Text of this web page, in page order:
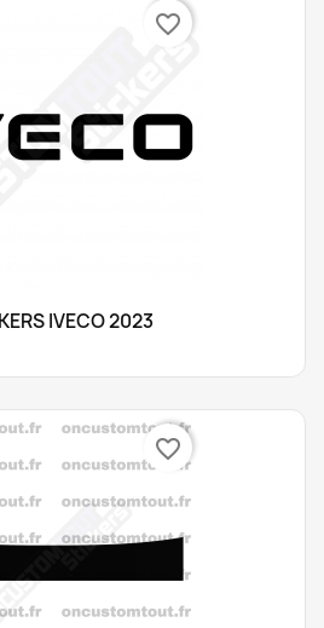
IVECO 2023
favorite_border
favorite_border